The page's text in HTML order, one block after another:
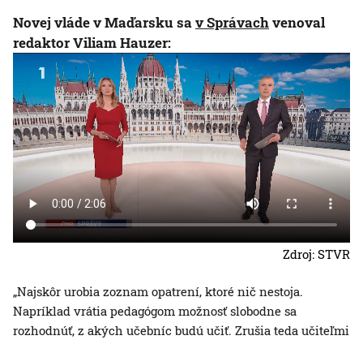
Novej vláde v Maďarsku sav Správachvenoval
redaktor Viliam Hauzer:
Zdroj: STVR
„Najskôr urobia zoznam opatrení, ktoré nič nestoja.
Napríklad vrátia pedagógom možnosť slobodne sa
rozhodnúť, z akých učebníc budú učiť. Zrušia teda učiteľmi